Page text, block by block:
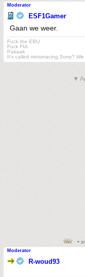
Moderator
ESF1Gamer
Gaan we weer.
Fuck the EBU
Fuck FIA
Pakaak
It's called motorracing.Sorry?
▼
•
Moderator
R-woud93